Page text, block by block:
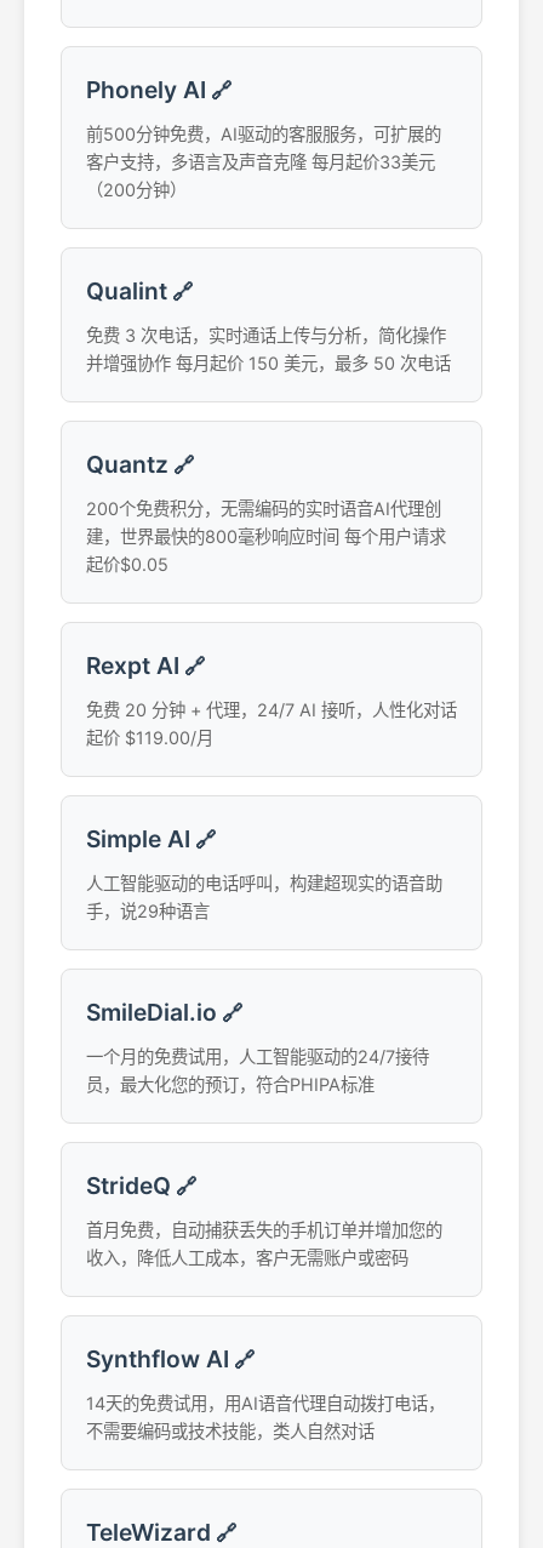
Phonely AI 🔗
前500分钟免费，AI驱动的客服服务，可扩展的
客户支持，多语言及声音克隆 每月起价33美元
（200分钟）
Qualint 🔗
免费 3 次电话，实时通话上传与分析，简化操作
并增强协作 每月起价 150 美元，最多 50 次电话
Quantz 🔗
200个免费积分，无需编码的实时语音AI代理创
建，世界最快的800毫秒响应时间 每个用户请求
起价$0.05
Rexpt AI 🔗
免费 20 分钟 + 代理，24/7 AI 接听，人性化对话
起价 $119.00/月
Simple AI 🔗
人工智能驱动的电话呼叫，构建超现实的语音助
手，说29种语言
SmileDial.io 🔗
一个月的免费试用，人工智能驱动的24/7接待
员，最大化您的预订，符合PHIPA标准
StrideQ 🔗
首月免费，自动捕获丢失的手机订单并增加您的
收入，降低人工成本，客户无需账户或密码
Synthflow AI 🔗
14天的免费试用，用AI语音代理自动拨打电话，
不需要编码或技术技能，类人自然对话
TeleWizard 🔗